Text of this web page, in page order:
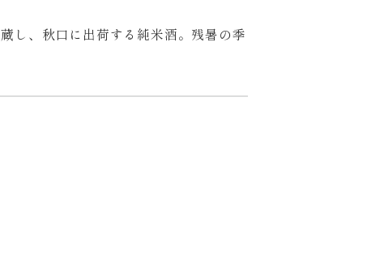
し、秋口に出荷する純米酒。残暑の季